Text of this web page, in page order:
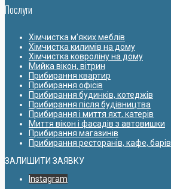
Послуги
Хімчистка м’яких меблів
Хімчистка килимів на дому
Хімчистка ковроліну на дому
Мийка вікон, вітрин
Прибирання квартир
Прибирання офісів
Прибирання будинків, котеджів
Прибирання після будівництва
Прибирання і миття яхт, катерів
Миття вікон і фасадів з автовишки
Прибирання магазинів
Прибирання ресторанів, кафе, барів
ЗАЛИШИТИ ЗАЯВКУ
Instagram